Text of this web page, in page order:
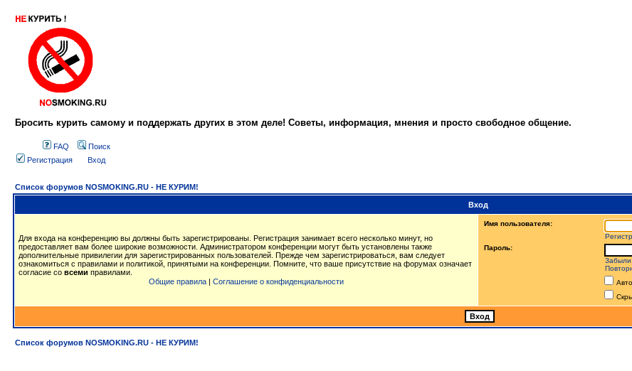
Бросить курить самому и поддержать других в этом деле! Советы, информация, мнения и просто свободное общение.
FAQ
Поиск
Регистрация
Вход
Список форумов NOSMOKING.RU - НЕ КУРИМ!
Вход
Для входа на конференцию вы должны быть зарегистрированы. Регистрация занимает всего несколько минут, но
предоставляет вам более широкие возможности. Администратором конференции могут быть установлены также
дополнительные привилегии для зарегистрированных пользователей. Прежде чем зарегистрироваться, вам следует
ознакомиться с правилами и политикой, принятыми на конференции. Помните, что ваше присутствие на форумах означает
согласие со всеми правилами.
Общие правила | Соглашение о конфиденциальности
Имя пользователя:
Пароль:
Забыли
Список форумов NOSMOKING.RU - НЕ КУРИМ!